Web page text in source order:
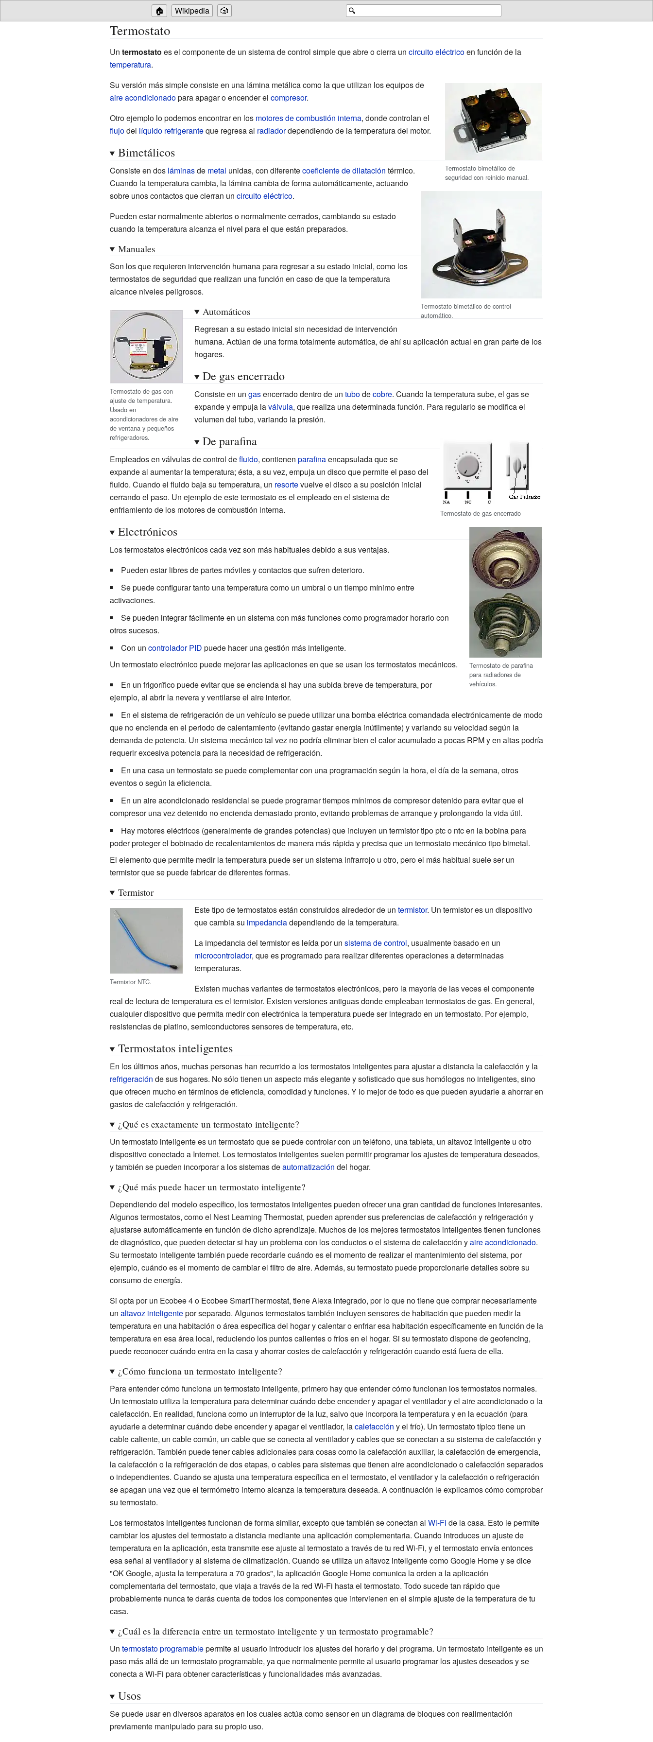
🔍
🏠 Wikipedia 🎲
Termostato
Un termostato es el componente de un sistema de control simple que abre o cierra un circuito eléctricoen función de la
temperatura.
Termostato bimetálico de
seguridad con reinicio manual.
Su versión más simple consiste en una lámina metálicacomo la que utilizan los equipos de
aire acondicionadopara apagar o encender el compresor.
Otro ejemplo lo podemos encontrar en los motores de combustión interna, donde controlan el
flujodel líquido refrigeranteque regresa al radiadordependiendo de la temperatura del motor.
Bimetálicos
Termostato bimetálico de control
automático.
Consiste en dos láminasde metal unidas, con diferentecoeficiente de dilatación térmico.
Cuando la temperatura cambia, la lámina cambia de forma automáticamente, actuando
sobre unos contactos que cierran un circuito eléctrico.
Pueden estar normalmente abiertos o normalmente cerrados, cambiando su estado
cuando la temperatura alcanza el nivel para el que están preparados.
Manuales
Son los que requieren intervención humana para regresar a su estado inicial, como los
termostatos de seguridad que realizan una función en caso de que la temperatura
alcance niveles peligrosos.
Termostato de gas con
ajuste de temperatura.
Usado en
acondicionadores de aire
de ventana y pequeños
refrigeradores.
Automáticos
Regresan a su estado inicial sin necesidad de intervención
humana. Actúan de una forma totalmente automática, de ahí su aplicación actual en gran parte de los
hogares.
De gas encerrado
Consiste en un gasencerrado dentro de un tubodecobre. Cuando la temperatura sube, el gas se
expande y empuja laválvula, que realiza una determinada función. Para regularlo se modifica el
volumen del tubo, variando la presión.
Termostato de gas encerrado
De parafina
Termostato de parafina
para radiadores de
vehículos.
Empleados en válvulas de control defluido, contienen parafinaencapsulada que se
expande al aumentar la temperatura; ésta, a su vez, empuja un disco que permite el paso del
fluido. Cuando el fluido baja su temperatura, un resortevuelve el disco a su posición inicial
cerrando el paso. Un ejemplo de este termostato es el empleado en el sistema de
enfriamiento de los motores de combustión interna.
Electrónicos
Los termostatos electrónicos cada vez son más habituales debido a sus ventajas.
Pueden estar libres de partes móviles y contactos que sufren deterioro.
Se puede configurar tanto una temperatura como un umbral o un tiempo mínimo entre
activaciones.
Se pueden integrar fácilmente en un sistema con más funciones como programador horario con
otros sucesos.
Con un controlador PID puede hacer una gestión más inteligente.
Un termostato electrónico puede mejorar las aplicaciones en que se usan los termostatos mecánicos.
En un frigorífico puede evitar que se encienda si hay una subida breve de temperatura, por
ejemplo, al abrir la nevera y ventilarse el aire interior.
En el sistema de refrigeración de un vehículo se puede utilizar una bomba eléctrica comandada electrónicamente de modo
que no encienda en el periodo de calentamiento (evitando gastar energía inútilmente) y variando su velocidad según la
demanda de potencia. Un sistema mecánico tal vez no podría eliminar bien el calor acumulado a pocas RPM y en altas podría
requerir excesiva potencia para la necesidad de refrigeración.
En una casa un termostato se puede complementar con una programación según la hora, el día de la semana, otros
eventos o según la eficiencia.
En un aire acondicionado residencial se puede programar tiempos mínimos de compresor detenido para evitar que el
compresor una vez detenido no encienda demasiado pronto, evitando problemas de arranque y prolongando la vida útil.
Hay motores eléctricos (generalmente de grandes potencias) que incluyen un termistor tipo ptc o ntc en la bobina para
poder proteger el bobinado de recalentamientos de manera más rápida y precisa que un termostato mecánico tipo bimetal.
El elemento que permite medir la temperatura puede ser un sistema infrarrojo u otro, pero el más habitual suele ser un
termistor que se puede fabricar de diferentes formas.
Termistor
Termistor NTC.
Este tipo de termostatos están construidos alrededor de un termistor. Un termistor es un dispositivo
que cambia su impedanciadependiendo de la temperatura.
La impedancia del termistor es leída por un sistema de control, usualmente basado en un
microcontrolador, que es programado para realizar diferentes operaciones a determinadas
temperaturas.
Existen muchas variantes de termostatos electrónicos, pero la mayoría de las veces el componente
real de lectura de temperatura es el termistor. Existen versiones antiguas donde empleaban termostatos de gas. En general,
cualquier dispositivo que permita medir con electrónica la temperatura puede ser integrado en un termostato. Por ejemplo,
resistencias de platino, semiconductores sensores de temperatura, etc.
Termostatos inteligentes
En los últimos años, muchas personas han recurrido a los termostatos inteligentes para ajustar a distancia la calefacción y la
refrigeración de sus hogares. No sólo tienen un aspecto más elegante y sofisticado que sus homólogos no inteligentes, sino
que ofrecen mucho en términos de eficiencia, comodidad y funciones. Y lo mejor de todo es que pueden ayudarle a ahorrar en
gastos de calefacción y refrigeración.
¿Qué es exactamente un termostato inteligente?
Un termostato inteligente es un termostato que se puede controlar con un teléfono, una tableta, un altavoz inteligente u otro
dispositivo conectado a Internet. Los termostatos inteligentes suelen permitir programar los ajustes de temperatura deseados,
y también se pueden incorporar a los sistemas deautomatización del hogar.
¿Qué más puede hacer un termostato inteligente?
Dependiendo del modelo específico, los termostatos inteligentes pueden ofrecer una gran cantidad de funciones interesantes.
Algunos termostatos, como el Nest Learning Thermostat, pueden aprender sus preferencias de calefacción y refrigeración y
ajustarse automáticamente en función de dicho aprendizaje. Muchos de los mejores termostatos inteligentes tienen funciones
de diagnóstico, que pueden detectar si hay un problema con los conductos o el sistema de calefacción yaire acondicionado.
Su termostato inteligente también puede recordarle cuándo es el momento de realizar el mantenimiento del sistema, por
ejemplo, cuándo es el momento de cambiar el filtro de aire. Además, su termostato puede proporcionarle detalles sobre su
consumo de energía.
Si opta por un Ecobee 4 o Ecobee SmartThermostat, tiene Alexa integrado, por lo que no tiene que comprar necesariamente
un altavoz inteligentepor separado. Algunos termostatos también incluyen sensores de habitación que pueden medir la
temperatura en una habitación o área específica del hogar y calentar o enfriar esa habitación específicamente en función de la
temperatura en esa área local, reduciendo los puntos calientes o fríos en el hogar. Si su termostato dispone de geofencing,
puede reconocer cuándo entra en la casa y ahorrar costes de calefacción y refrigeración cuando está fuera de ella.
¿Cómo funciona un termostato inteligente?
Para entender cómo funciona un termostato inteligente, primero hay que entender cómo funcionan los termostatos normales.
Un termostato utiliza la temperatura para determinar cuándo debe encender y apagar el ventilador y el aire acondicionado o la
calefacción. En realidad, funciona como un interruptor de la luz, salvo que incorpora la temperatura y en la ecuación (para
ayudarle a determinar cuándo debe encender y apagar el ventilador, lacalefacción y el frío). Un termostato típico tiene un
cable caliente, un cable común, un cable que se conecta al ventilador y cables que se conectan a su sistema de calefacción y
refrigeración. También puede tener cables adicionales para cosas como la calefacción auxiliar, la calefacción de emergencia,
la calefacción o la refrigeración de dos etapas, o cables para sistemas que tienen aire acondicionado o calefacción separados
o independientes. Cuando se ajusta una temperatura específica en el termostato, el ventilador y la calefacción o refrigeración
se apagan una vez que el termómetro interno alcanza la temperatura deseada. A continuación le explicamos cómo comprobar
su termostato.
Los termostatos inteligentes funcionan de forma similar, excepto que también se conectan al Wi-Fi de la casa. Esto le permite
cambiar los ajustes del termostato a distancia mediante una aplicación complementaria. Cuando introduces un ajuste de
temperatura en la aplicación, esta transmite ese ajuste al termostato a través de tu red Wi-Fi, y el termostato envía entonces
esa señal al ventilador y al sistema de climatización. Cuando se utiliza un altavoz inteligente como Google Home y se dice
"OK Google, ajusta la temperatura a 70 grados", la aplicación Google Home comunica la orden a la aplicación
complementaria del termostato, que viaja a través de la red Wi-Fi hasta el termostato. Todo sucede tan rápido que
probablemente nunca te darás cuenta de todos los componentes que intervienen en el simple ajuste de la temperatura de tu
casa.
¿Cuál es la diferencia entre un termostato inteligente y un termostato programable?
Un termostato programablepermite al usuario introducir los ajustes del horario y del programa. Un termostato inteligente es un
paso más allá de un termostato programable, ya que normalmente permite al usuario programar los ajustes deseados y se
conecta a Wi-Fi para obtener características y funcionalidades más avanzadas.
Usos
Se puede usar en diversos aparatos en los cuales actúa como sensor en un diagrama de bloques con realimentación
previamente manipulado para su propio uso.